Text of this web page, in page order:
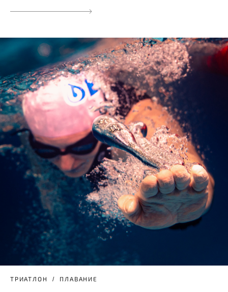
ТРИАТЛОН ПЛАВАНИЕ